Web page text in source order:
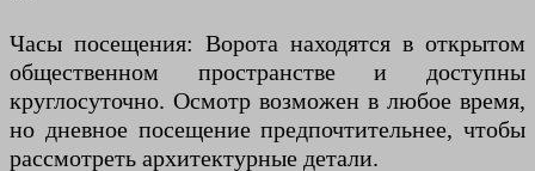
Часы посещения: Ворота находятся в открытом
общественном пространстве и доступны
круглосуточно. Осмотр возможен в любое время,
но дневное посещение предпочтительнее, чтобы
рассмотреть архитектурные детали.